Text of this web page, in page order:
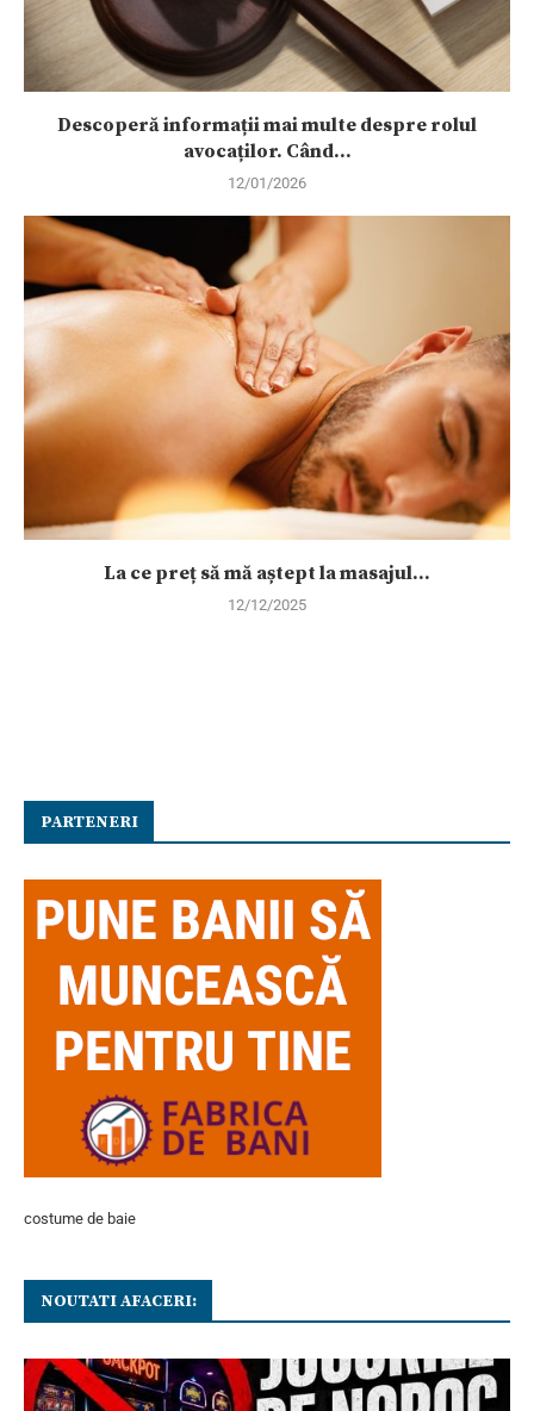
Descoperă informații mai multe despre rolul
avocaților. Când...
12/01/2026
La ce preț să mă aștept la masajul...
12/12/2025
PARTENERI
costume de baie
NOUTATI AFACERI: